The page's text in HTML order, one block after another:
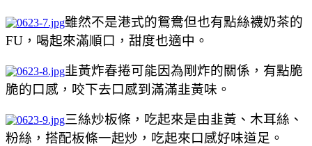
雖然不是港式的鴛鴦但也有點絲襪奶茶的
FU，喝起來滿順口，甜度也適中。
韭黃炸春捲可能因為剛炸的關係，有點脆
脆的口感，咬下去口感到滿滿韭黃味。
三絲炒板條，吃起來是由韭黃、木耳絲、
粉絲，搭配板條一起炒，吃起來口感好味道足。